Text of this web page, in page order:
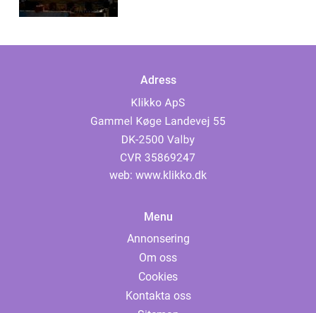
Adress
web: www.klikko.dk
Menu
Annonsering
Om oss
Cookies
Kontakta oss